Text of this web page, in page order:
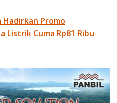
Hadirkan Promo
Listrik Cuma Rp81 Ribu